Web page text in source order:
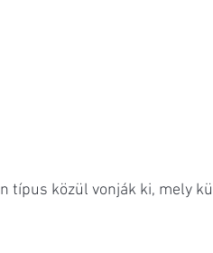
típus közül vonják ki, mely